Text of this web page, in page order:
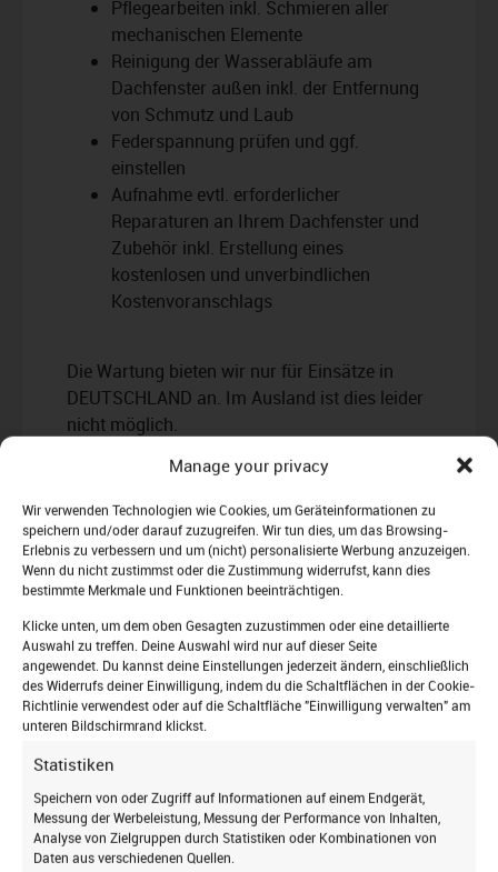
Manage your privacy
Wir verwenden Technologien wie Cookies, um Geräteinformationen zu
speichern und/oder darauf zuzugreifen. Wir tun dies, um das Browsing-
Erlebnis zu verbessern und um (nicht) personalisierte Werbung anzuzeigen.
Wenn du nicht zustimmst oder die Zustimmung widerrufst, kann dies
bestimmte Merkmale und Funktionen beeinträchtigen.
Klicke unten, um dem oben Gesagten zuzustimmen oder eine detaillierte
Auswahl zu treffen. Deine Auswahl wird nur auf dieser Seite
angewendet. Du kannst deine Einstellungen jederzeit ändern, einschließlich
des Widerrufs deiner Einwilligung, indem du die Schaltflächen in der Cookie-
Richtlinie verwendest oder auf die Schaltfläche "Einwilligung verwalten" am
unteren Bildschirmrand klickst.
Statistiken
Speichern von oder Zugriff auf Informationen auf einem Endgerät,
Messung der Werbeleistung, Messung der Performance von Inhalten,
Analyse von Zielgruppen durch Statistiken oder Kombinationen von
Daten aus verschiedenen Quellen.
Pflegearbeiten inkl. Schmieren aller
mechanischen Elemente
Reinigung der Wasserabläufe am
Dachfenster außen inkl. der Entfernung
von Schmutz und Laub
Federspannung prüfen und ggf.
einstellen
Aufnahme evtl. erforderlicher
Reparaturen an Ihrem Dachfenster und
Zubehör inkl. Erstellung eines
kostenlosen und unverbindlichen
Kostenvoranschlags
Die Wartung bieten wir nur für Einsätze in
DEUTSCHLAND an. Im Ausland ist dies leider
nicht möglich.
nie zuvor! Lassen Sie sich von unseren
Experten durch unser Sortiment führen und
alle Ihre Fragen beantworten. Buchen Sie jetzt
Ihre persönliche Livestream-Beratung per
Video via Microsoft Teams und erleben Sie die
Komfortzone Ihres eigenen Zuhauses.
Jetzt zum Newsletter
anmelden